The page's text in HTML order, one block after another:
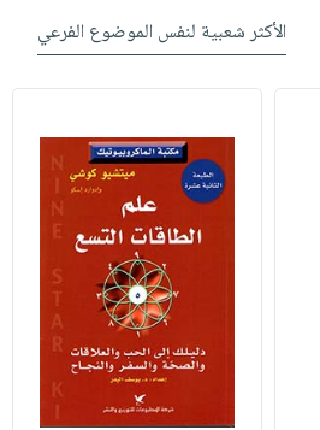
الأكثر شعبية لنفس الموضوع الفرعي